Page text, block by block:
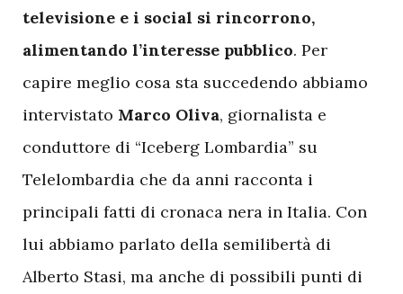
televisione e i social si rincorrono,
alimentando l’interesse pubblico. Per
capire meglio cosa sta succedendo abbiamo
intervistato Marco Oliva, giornalista e
conduttore di “Iceberg Lombardia” su
Telelombardia che da anni racconta i
principali fatti di cronaca nera in Italia. Con
lui abbiamo parlato della semilibertà di
Alberto Stasi, ma anche di possibili punti di